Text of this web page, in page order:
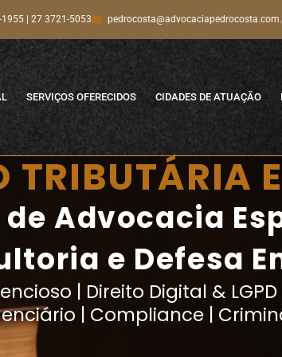
| 27 3721-5053
SERVIÇOS OFERECIDOS CIDADES DE ATUAÇÃO
TRIBUTÁRIA
Advocacia
e Defesa
| Direito Digital &
| Compliance |